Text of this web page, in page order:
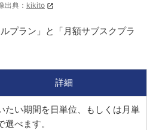
出典： kikito
プラン」と「月額サブスクプラ
詳細
たい期間を日単位、もしくは月単
選べます。